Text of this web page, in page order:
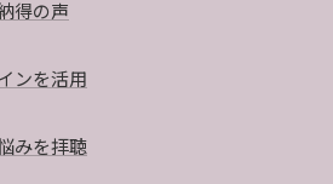
得の声
ンを活用
みを拝聴